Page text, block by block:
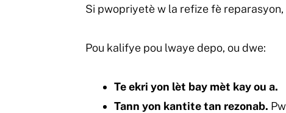
Si pwopriyetè w la refize fè
Pou kalifye pou lwaye depo, ou dwe:
Te ekri yon lèt bay mèt kay ou a.
Tann yon kantite tan rezonab.